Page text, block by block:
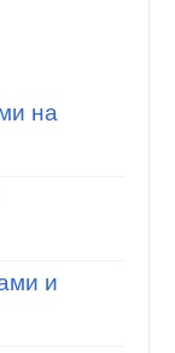
на
и